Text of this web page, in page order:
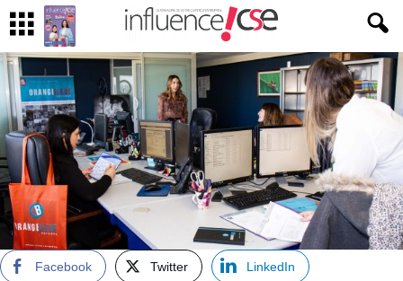
Facebook Twitter LinkedIn